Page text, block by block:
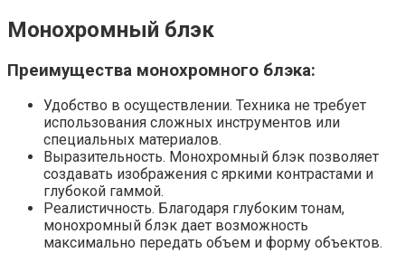
Монохромный блэк
Преимущества монохромного блэка:
Удобство в осуществлении. Техника не требует
использования сложных инструментов или
специальных материалов.
Выразительность. Монохромный блэк позволяет
создавать изображения с яркими контрастами и
глубокой гаммой.
Реалистичность. Благодаря глубоким тонам,
монохромный блэк дает возможность
максимально передать объем и форму объектов.